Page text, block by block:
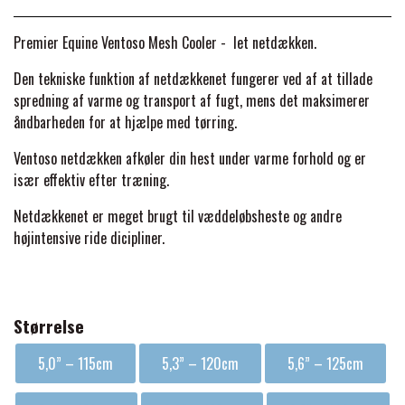
TERAPI PRODUKTER
STRØMPER
HUER & HALSTØRKLÆDER
GAVEARTIKLER VOKSNE
BØRN & JUNIOR
INSEKTBESKYTTELSE
HESTEBOLCHER & TREATS
TILSKUD & VITAMINER
STALD & FOLD
TRAVDÆKKEN & TILBEHØR
SKO & VÆRKTØJ
VOGNE & TILBEHØR
TRAV KUSK
GALOP
PREMIER EQUINE LINERS & DÆKKEN
TILBEHØR
PREMIER EQUINE WALKER & RIDEDÆKKEN
PREMIER EQUINE INSEKTBESKYTTELSE
PREMIER EQUINE MAGNET & INFRARØD
PREMIER EQUINE GRIMER & TRÆKTOV
PREMIER EQUINE TRENSE & TILBEHØR
CARR & DAY & MARTIN
CUSTOM
DELTACAST
FINNTACK
Premier Equine Ventoso Mesh Cooler - let netdækken.
Den tekniske funktion af netdækkenet fungerer ved af at tillade
spredning af varme og transport af fugt, mens det maksimerer
åndbarheden for at hjælpe med tørring.
Ventoso netdækken afkøler din hest under varme forhold og er
især effektiv efter træning.
Netdækkenet er meget brugt til væddeløbsheste og andre
højintensive ride dicipliner.
Størrelse
5,0” – 115cm 5,3” – 120cm 5,6” – 125cm